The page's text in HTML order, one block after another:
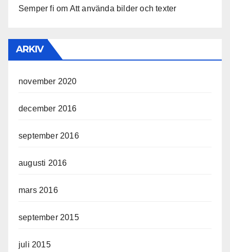
Semper fi om Att använda bilder och texter
ARKIV
november 2020
december 2016
september 2016
augusti 2016
mars 2016
september 2015
juli 2015